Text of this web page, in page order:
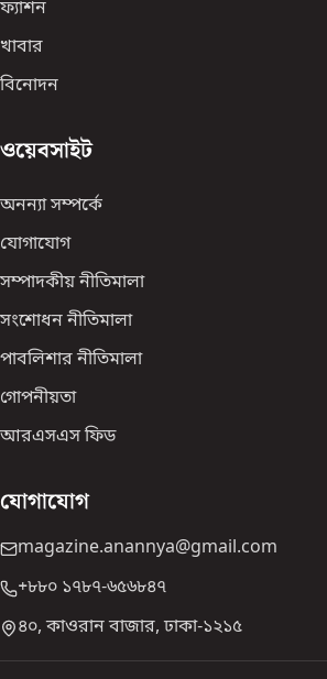
ফ্যাশন
খাবার
বিনোদন
ওয়েবসাইট
অনন্যা সম্পর্কে
যোগাযোগ
সম্পাদকীয় নীতিমালা
সংশোধন নীতিমালা
পাবলিশার নীতিমালা
গোপনীয়তা
আরএসএস ফিড
যোগাযোগ
magazine.anannya@gmail.com
+৮৮০ ১৭৮৭-৬৫৬৮৪৭
৪০, কাওরান বাজার, ঢাকা-১২১৫